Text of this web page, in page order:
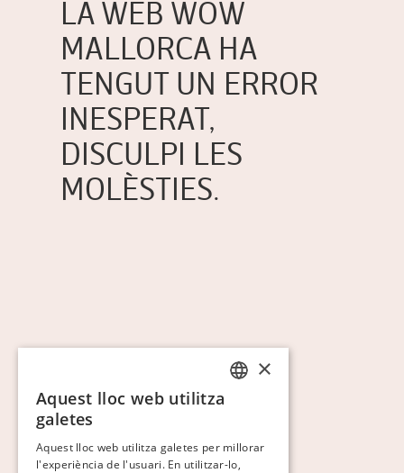
LA WEB WOW
MALLORCA HA
TENGUT UN ERROR
INESPERAT,
DISCULPI LES
MOLÈSTIES.
SPANISH
×
Aquest lloc web utilitza
galetes
Aquest lloc web utilitza galetes per millorar
l'experiència de l'usuari. En utilitzar-lo,